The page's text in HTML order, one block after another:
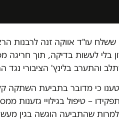
עו"ד אווקה זנה לרבנות
בלי לעשות בדיקה, תוך חריגה
והתערב בלינץ' הציבורי נגד
כי מדובר בתביעת השתקה
– טיפול בגילויי
שהתביעה הוגשה בגין